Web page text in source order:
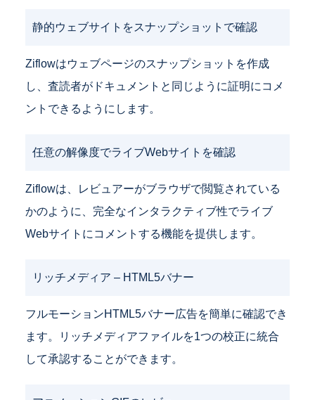
静的ウェブサイトをスナップショットで確認
Ziflowはウェブページのスナップショットを作成
し、査読者がドキュメントと同じように証明にコメ
ントできるようにします。
任意の解像度でライブWebサイトを確認
Ziflowは、レビュアーがブラウザで閲覧されている
かのように、完全なインタラクティブ性でライブ
Webサイトにコメントする機能を提供します。
リッチメディア – HTML5バナー
フルモーションHTML5バナー広告を簡単に確認でき
ます。リッチメディアファイルを1つの校正に統合
して承認することができます。